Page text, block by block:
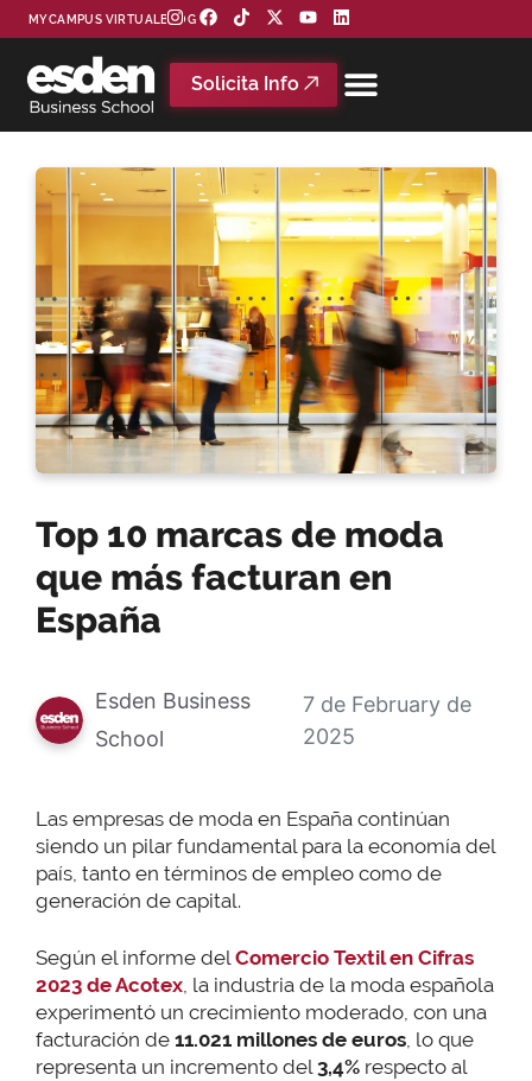
MYCAMPUS VIRTUAL BLOG
Solicita Info
Top 10 marcas de moda
que más facturan en
España
Esden Business
School
7 de February de
2025
Las empresas de moda en España continúan
siendo un pilar fundamental para la economía del
país, tanto en términos de empleo como de
generación de capital.
Según el informe delComercio Textil en Cifras
2023 de Acotex, la industria de la moda española
experimentó un crecimiento moderado, con una
facturación de 11.021 millones de euros, lo que
representa un incremento del3,4% respecto al